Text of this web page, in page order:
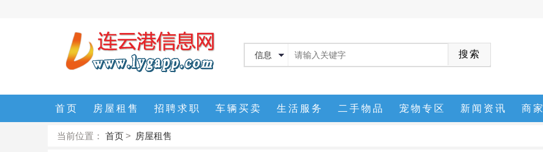
信息
首页 房屋租售 招聘求职 车辆买卖 生活服务 二手物品 宠物专区 新闻资讯 商
当前位置： 首页> 房屋租售